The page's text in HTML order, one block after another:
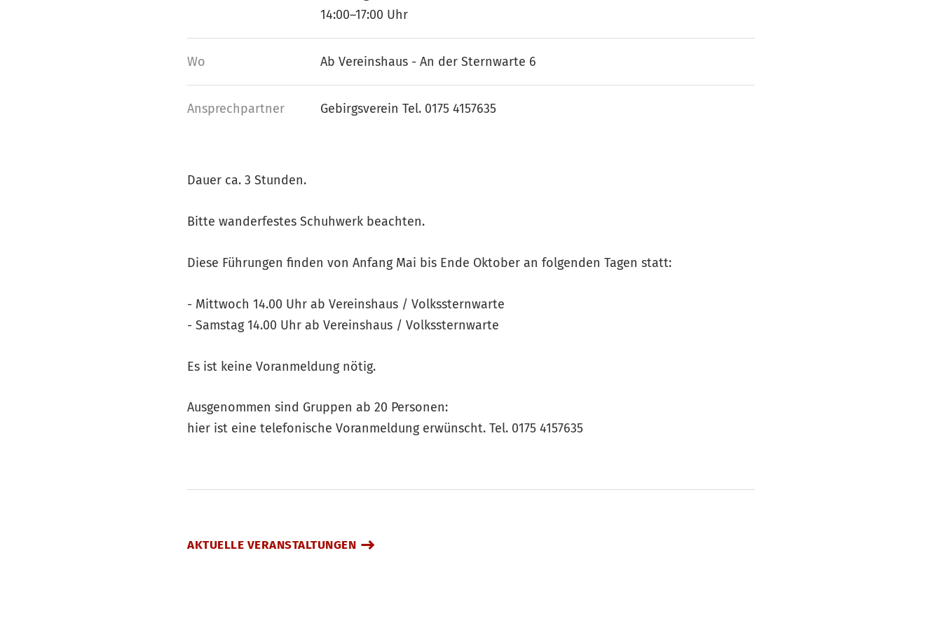
14:00–17:00 Uhr
Wo Ab Vereinshaus - An der Sternwarte 6
Ansprech­partner Gebirgsverein Tel. 0175 4157635
Dauer ca. 3 Stunden.
Bitte wanderfestes Schuhwerk beachten.
Diese Führungen finden von Anfang Mai bis Ende Oktober an folgenden Tagen statt:
- Mittwoch 14.00 Uhr ab Vereinshaus / Volkssternwarte
- Samstag 14.00 Uhr ab Vereinshaus / Volkssternwarte
Es ist keine Voranmeldung nötig.
Ausgenommen sind Gruppen ab 20 Personen:
hier ist eine telefonische Voranmeldung erwünscht. Tel. 0175 4157635
AKTUELLE VERANSTALTUNGEN